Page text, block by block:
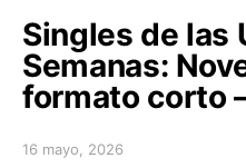
Singles de las
Semanas:
formato corto
Posted on
16 mayo, 2026